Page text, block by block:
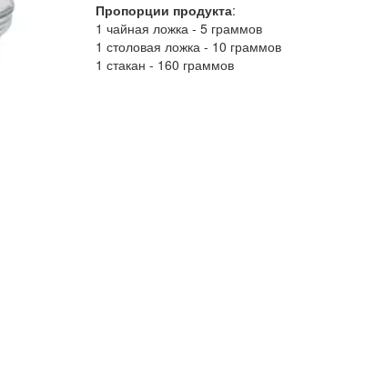
Пропорции продукта:
1 чайная ложка - 5 граммов
1 столовая ложка - 10 граммов
1 стакан - 160 граммов